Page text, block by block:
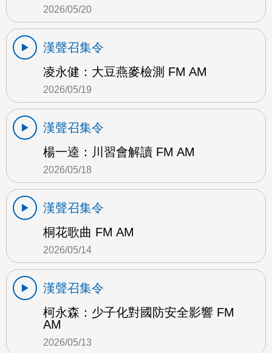
2026/05/20
漢聲召集令
凌永健：大豆燕麥檢測 FM AM
2026/05/19
漢聲召集令
楊一逵：川習會解讀 FM AM
2026/05/18
漢聲召集令
桐花歌曲 FM AM
2026/05/14
漢聲召集令
柯永森：少子化對國防安全影響 FM
AM
2026/05/13